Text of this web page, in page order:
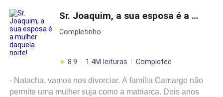
Sr. Joaquim, a sua esposa é a mulher daquela noite!
Completinho
8.9 1.4M leituras Completed
- Natacha, vamos nos divorciar. A família Camargo não
permite uma mulher suja como a matriarca. Dois anos